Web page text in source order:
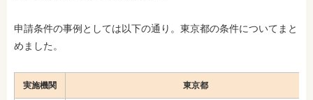
申請条件の事例としては以下の通り。東京都の条件についてまと
めました。
実施機関 東京都